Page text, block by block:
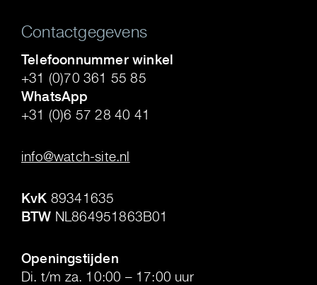
Contactgegevens
Telefoonnummer winkel
+31 (0)70 361 55 85
WhatsApp
+31 (0)6 57 28 40 41
info@watch-site.nl
KvK 89341635
BTW NL864951863B01
Openingstijden
Di. t/m za. 10:00 – 17:00 uur